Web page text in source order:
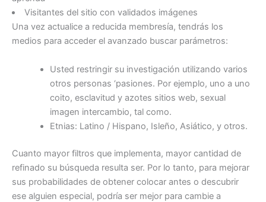
Visitantes del sitio con validados imágenes
Una vez actualice a reducida membresía, tendrás los
medios para acceder el avanzado buscar parámetros:
Usted restringir ​​su investigación utilizando varios
otros personas ‘pasiones. Por ejemplo, uno a uno
coito, esclavitud y azotes sitios web, sexual
imagen intercambio, tal como.
Etnias: Latino / Hispano, Isleño, Asiático, y otros.
Cuanto mayor filtros que implementa, mayor cantidad de
refinado su búsqueda resulta ser. Por lo tanto, para mejorar
sus probabilidades de obtener colocar antes o descubrir
ese alguien especial, podría ser mejor para cambie a